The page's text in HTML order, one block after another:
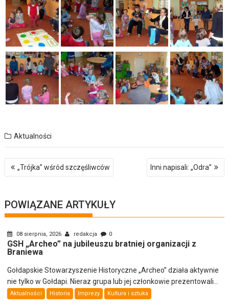
Aktualności
Nawigacja
wpisu„Trójka” wśród szczęśliwców Inni napisali: „Odra”
POWIĄZANE ARTYKUŁY
08 sierpnia, 2026 redakcja 0
GSH „Archeo” na jubileuszu bratniej organizacji z
Braniewa
Gołdapskie Stowarzyszenie Historyczne „Archeo” działa aktywnie
nie tylko w Gołdapi. Nieraz grupa lub jej członkowie prezentowali...
Aktualności Historia Imprezy Kultura i sztuka